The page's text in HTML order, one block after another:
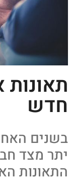
תאונות
חדש
בשנים
יתר מצד
התאונות